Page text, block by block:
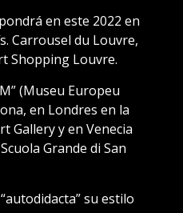
en este 2022 en
Carrousel du Louvre,
Shopping Louvre.
(Museu Europeu
en Londres en la
Gallery y en Venecia
Grande di San
su estilo